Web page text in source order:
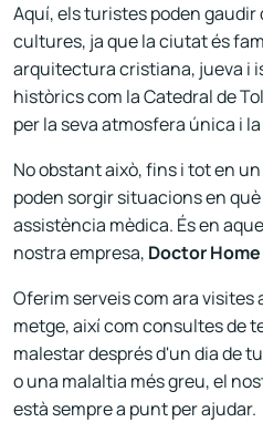
Aquí, els turistes poden
cultures, ja que la ciutat és
arquitectura cristiana, jueva i
històrics com la Catedral de
per la seva atmosfera única i
No obstant això, fins i tot en
poden sorgir situacions en
assistència mèdica. És en
nostra empresa, Doctor
Oferim serveis com ara visites
metge, així com consultes de
malestar després d'un dia de
o una malaltia més greu, el
està sempre a punt per ajudar.